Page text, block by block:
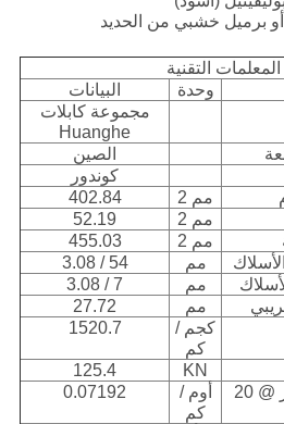
برميل خشبي من الحديد
التقنية
وحدة
البيانات
مجموعة كابلات
Huanghe
الصين
كوندور
مم 2
402.84
مم 2
52.19
مم 2
455.03
مم
54 / 3.08
مم
7 / 3.08
مم
27.72
كجم /
كم
1520.7
KN
125.4
مقاومة التيار المستمر @ 20
أوم /
كم
0.07192